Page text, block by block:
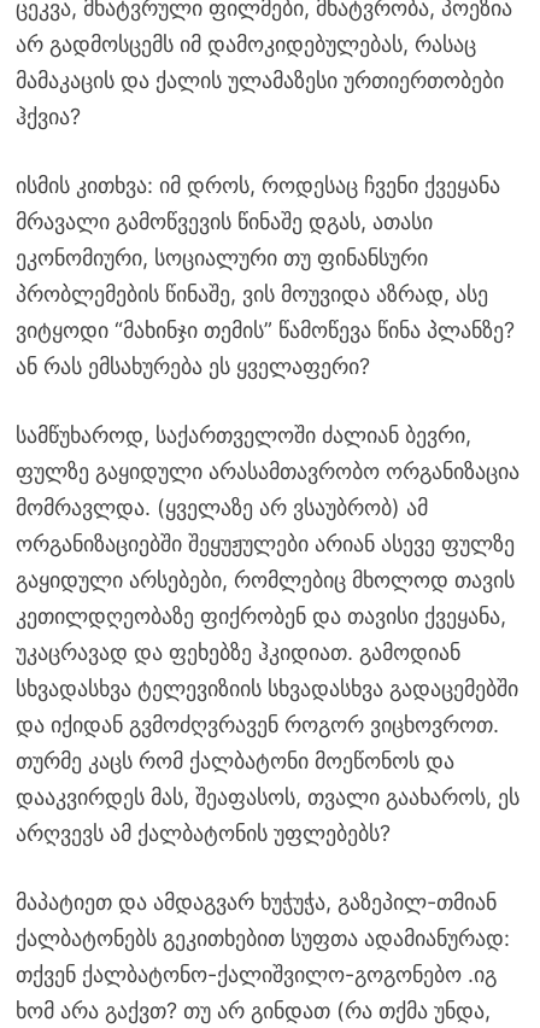
ცეკვა, მხატვრული ფილმები, მხატვრობა, პოეზია
არ გადმოსცემს იმ დამოკიდებულებას, რასაც
მამაკაცის და ქალის ულამაზესი ურთიერთობები
ჰქვია?
ისმის კითხვა: იმ დროს, როდესაც ჩვენი ქვეყანა
მრავალი გამოწვევის წინაშე დგას, ათასი
ეკონომიური, სოციალური თუ ფინანსური
პრობლემების წინაშე, ვის მოუვიდა აზრად, ასე
ვიტყოდი “მახინჯი თემის” წამოწევა წინა პლანზე?
ან რას ემსახურება ეს ყველაფერი?
სამწუხაროდ, საქართველოში ძალიან ბევრი,
ფულზე გაყიდული არასამთავრობო ორგანიზაცია
მომრავლდა. (ყველაზე არ ვსაუბრობ) ამ
ორგანიზაციებში შეყუჟულები არიან ასევე ფულზე
გაყიდული არსებები, რომლებიც მხოლოდ თავის
კეთილდღეობაზე ფიქრობენ და თავისი ქვეყანა,
უკაცრავად და ფეხებზე ჰკიდიათ. გამოდიან
სხვადასხვა ტელევიზიის სხვადასხვა გადაცემებში
და იქიდან გვმოძღვრავენ როგორ ვიცხოვროთ.
თურმე კაცს რომ ქალბატონი მოეწონოს და
დააკვირდეს მას, შეაფასოს, თვალი გაახაროს, ეს
არღვევს ამ ქალბატონის უფლებებს?
მაპატიეთ და ამდაგვარ ხუჭუჭა, გაზეპილ-თმიან
ქალბატონებს გეკითხებით სუფთა ადამიანურად:
თქვენ ქალბატონო-ქალიშვილო-გოგონებო .იგ
ხომ არა გაქვთ? თუ არ გინდათ (რა თქმა უნდა,